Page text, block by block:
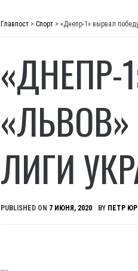
Главпост > Спорт > «Днепр-1» вырвал
«ДНЕПР-
ЛИГИ
PUBLISHED ON 7 ИЮНЯ, 2020 BY ПЕТР